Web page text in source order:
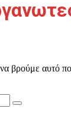
βρούμε αυτό
Search